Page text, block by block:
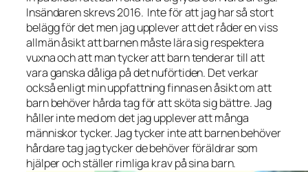
Insändaren skrevs 2016. Inte för att jag har så stort
belägg för det men jag upplever att det råder en viss
allmän åsikt att barnen måste lära sig respektera
vuxna och att man tycker att barn tenderar till att
vara ganska dåliga på det nuförtiden. Det verkar
också enligt min uppfattning finnas en åsikt om att
barn behöver hårda tag för att sköta sig bättre. Jag
håller inte med om det jag upplever att många
människor tycker. Jag tycker inte att barnen behöver
hårdare tag jag tycker de behöver föräldrar som
hjälper och ställer rimliga krav på sina barn.